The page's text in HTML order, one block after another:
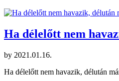
Ha délelőtt nem
by 2021.01.16.
Ha délelőtt nem havazik, délután